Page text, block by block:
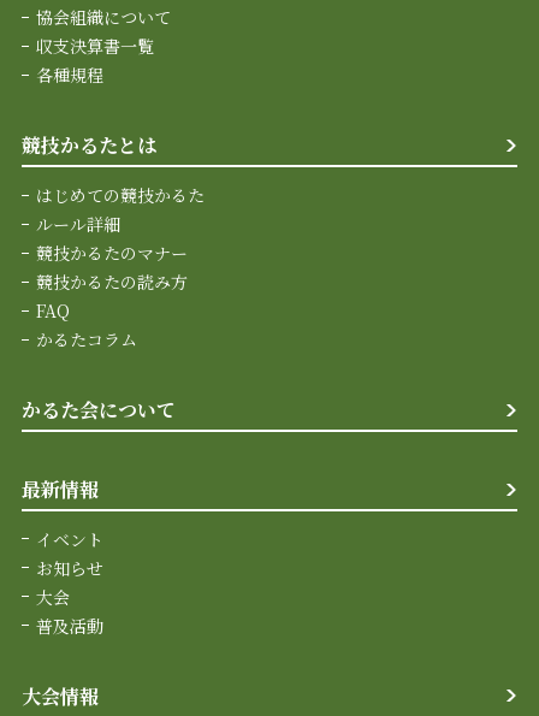
協会組織について
収支決算書一覧
各種規程
競技かるたとは
はじめての競技かるた
ルール詳細
競技かるたのマナー
競技かるたの読み方
FAQ
かるたコラム
かるた会について
最新情報
イベント
お知らせ
大会
普及活動
大会情報